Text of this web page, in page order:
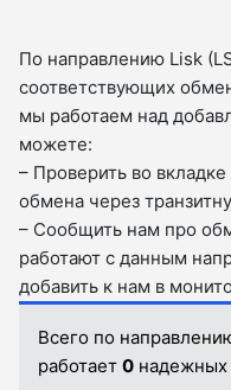
По направлению Lisk
соответствующих
мы работаем над
можете:
– Проверить во
обмена через
– Сообщить нам про
работают с данным
добавить к нам в
Всего по
работает 0 надежных